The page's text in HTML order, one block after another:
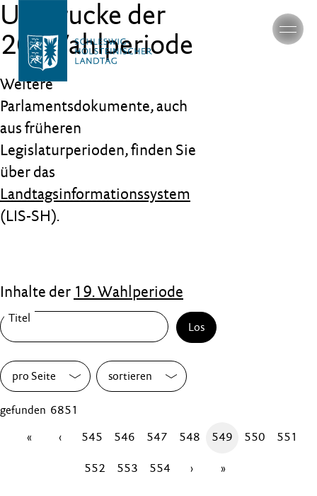
Umdrucke der
20. Wahlperiode
Weitere
Parlamentsdokumente, auch
aus früheren
Legislaturperioden, finden Sie
über das
Landtagsinformationssystem
(LIS-SH).
Inhalte der 19. Wahlperiode
Los
pro Seite sortieren
gefunden 6851
«
‹ 545 546 547 548 549 550 551
552 553 554 › »